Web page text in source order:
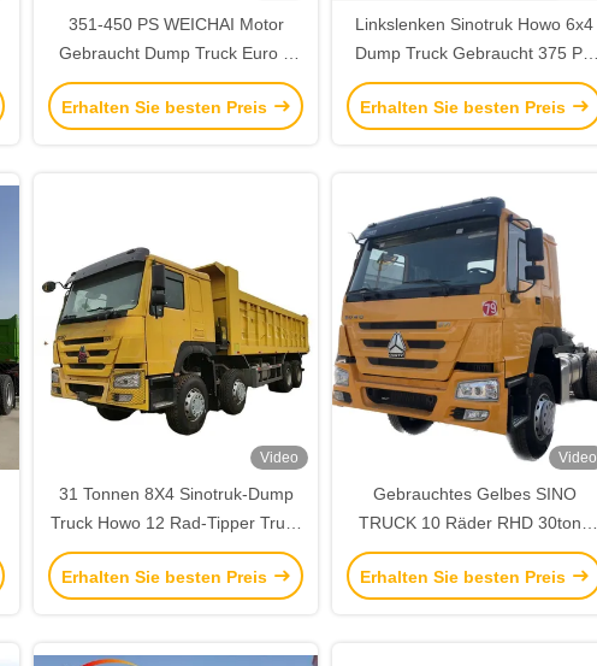
351-450 PS WEICHAI Motor
Gebraucht Dump Truck Euro 3
6x4 Sino Howo 8x4 für den
Bergbau
Erhalten Sie besten Preis
Linkslenken Sinotruk Howo 6x4
Dump Truck Gebraucht 375 PS
10 Räder 20CBM Kipper Trucks
Erhalten Sie besten Preis
Video
31 Tonnen 8X4 Sinotruk-Dump
Truck Howo 12 Rad-Tipper Truck
mit hoher Kapazität
Erhalten Sie besten Preis
Video
Gebrauchtes Gelbes SINO
TRUCK 10 Räder RHD 30tons
6x4 HOWO Tipper Dump Truck
375 Dump Truck mit
Erhalten Sie besten Preis